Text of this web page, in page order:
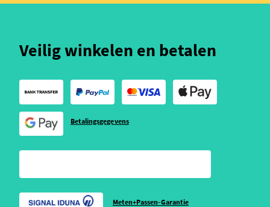
Veilig winkelen en betalen
Betalingsgegevens
Meten+Passen-Garantie